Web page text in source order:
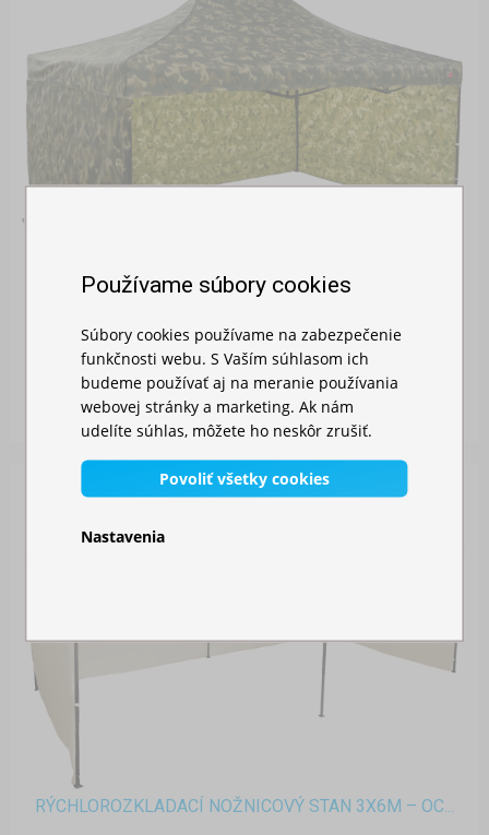
RÝCHLOROZKLADACÍ NOŽNICOVÝ STAN 3X4,5M – ...
Skladom
230,00 €
RÝCHLOROZKLADACÍ NOŽNICOVÝ STAN 3X6M – OC...
Používame súbory cookies
Súbory cookies používame na zabezpečenie
funkčnosti webu. S Vaším súhlasom ich
budeme používať aj na meranie používania
webovej stránky a marketing. Ak nám
udelíte súhlas, môžete ho neskôr zrušiť.
Povoliť všetky cookies
Nastavenia